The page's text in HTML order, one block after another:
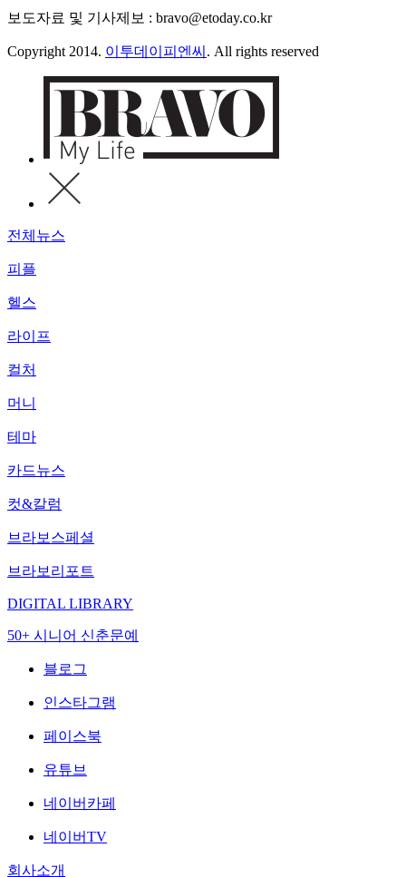
보도자료 및 기사제보 : bravo@etoday.co.kr
Copyright 2014. 이투데이피엔씨 . All rights reserved
전체뉴스
피플
헬스
라이프
컬처
머니
테마
카드뉴스
컷&칼럼
브라보스페셜
브라보리포트
DIGITAL LIBRARY
50+ 시니어 신춘문예
블로그
인스타그램
페이스북
유튜브
네이버카페
네이버TV
회사소개